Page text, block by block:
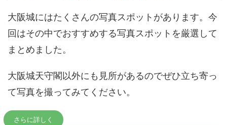
大阪城にはたくさんの写真スポットがあります。今
回はその中でおすすめする写真スポットを厳選して
まとめました。
大阪城天守閣以外にも見所があるのでぜひ立ち寄っ
て写真を撮ってみてください。
さらに詳しく